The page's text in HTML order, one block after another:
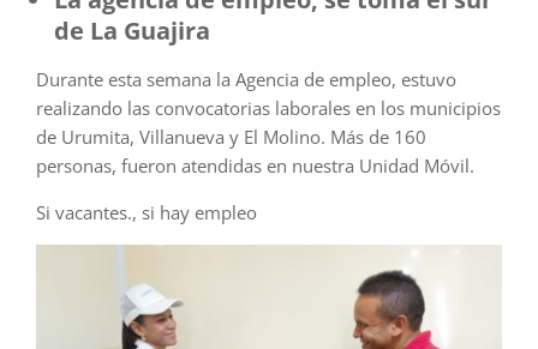
de La Guajira
Durante esta semana la Agencia de empleo, estuvo
realizando las convocatorias laborales en los municipios
de Urumita, Villanueva y El Molino. Más de 160
personas, fueron atendidas en nuestra Unidad Móvil.
Si vacantes., si hay empleo